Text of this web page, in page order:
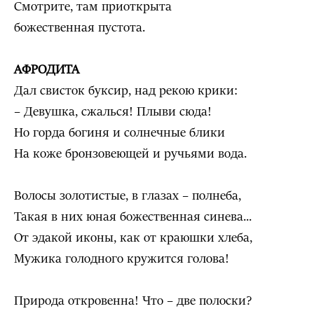
Смотрите, там приоткрыта
божественная пустота.
АФРОДИТА
Дал свисток буксир, над рекою крики:
– Девушка, сжалься! Плыви сюда!
Но горда богиня и солнечные блики
На коже бронзовеющей и ручьями вода.
Волосы золотистые, в глазах – полнеба,
Такая в них юная божественная синева...
От эдакой иконы, как от краюшки хлеба,
Мужика голодного кружится голова!
Природа откровенна! Что – две полоски?